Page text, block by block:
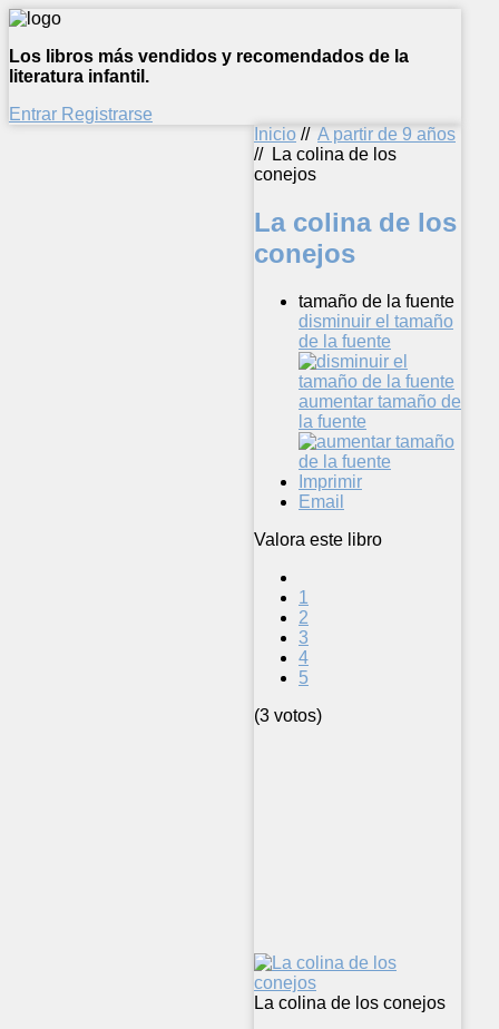
Los libros más vendidos y recomendados de la
literatura infantil.
Entrar Registrarse
Inicio // A partir de 9 años
// La colina de los
conejos
La colina de los
conejos
tamaño de la fuente
disminuir el tamaño
de la fuente
aumentar tamaño de
la fuente
Imprimir
Email
Valora este libro
1
2
3
4
5
(3 votos)
La colina de los conejos